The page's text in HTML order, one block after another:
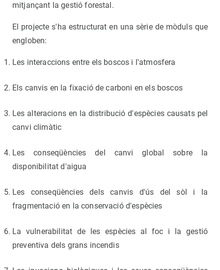
mitjançant la gestió forestal.
El projecte s'ha estructurat en una sèrie de mòduls que
engloben:
Les interaccions entre els boscos i l'atmosfera
Els canvis en la fixació de carboni en els boscos
Les alteracions en la distribució d'espècies causats pel
canvi climàtic
Les conseqüències del canvi global sobre la
disponibilitat d'aigua
Les conseqüències dels canvis d'ús del sòl i la
fragmentació en la conservació d'espècies
La vulnerabilitat de les espècies al foc i la gestió
preventiva dels grans incendis